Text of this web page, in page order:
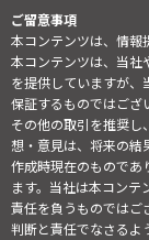
ご留意事項
本コンテンツは、情報
本コンテンツは、当社
を提供していますが、
保証するものではござ
その他の取引を推奨
想・意見は、将来の結
作成時現在のものであ
ます。当社は本コン
責任を負うものではご
判断と責任でなさるよ